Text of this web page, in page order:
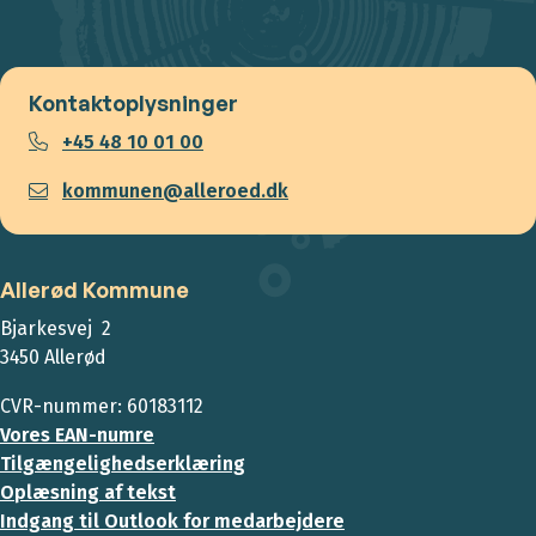
Kontaktoplysninger
+45 48 10 01 00
kommunen@alleroed.dk
Allerød Kommune
Bjarkesvej 2
3450 Allerød
CVR-nummer: 60183112
Vores EAN-numre
Tilgængelighedserklæring
Oplæsning af tekst
Indgang til Outlook for medarbejdere